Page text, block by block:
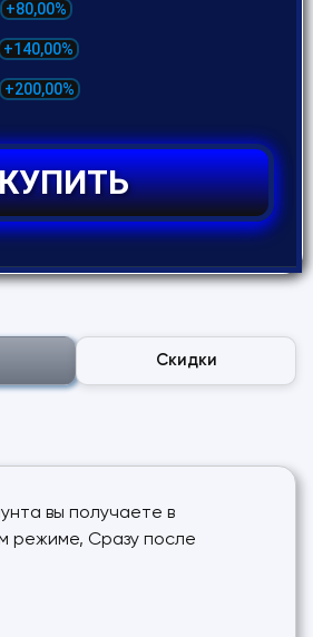
+80,00%
+140,00%
+200,00%
Скидки
вы получаете в
режиме, Сразу после